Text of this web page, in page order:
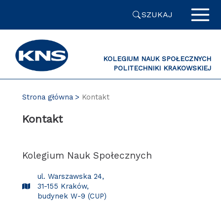
SZUKAJ
KOLEGIUM NAUK SPOŁECZNYCH
POLITECHNIKI KRAKOWSKIEJ
Strona główna Kontakt
Kontakt
Kolegium Nauk Społecznych
ul. Warszawska 24,
31-155 Kraków,
budynek W-9 (CUP)